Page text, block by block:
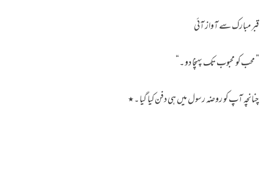
قبر مبارک سے آواز آئی
” محب کو محبوب تک پہنچا دو ۔“
چنانچہ آپ کو روضہ رسول میں ہی دفن کیا گیا ۔٭